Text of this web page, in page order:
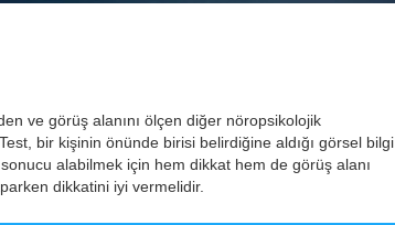
ve görüş alanını ölçen diğer nöropsikolojik
bir kişinin önünde birisi belirdiğine aldığı görsel bilgi
alabilmek için hem dikkat hem de görüş alanı
dikkatini iyi vermelidir.